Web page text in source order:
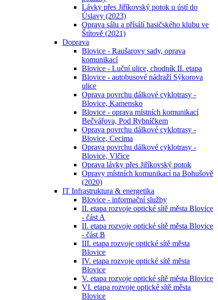
Lávky přes Jiříkovský potok u ústí do
Úslavy (2023)
Oprava sálu a přísálí hasičského klubu ve
Štítově (2021)
Doprava
Blovice - Raušarovy sady, oprava
komunikací
Blovice - Luční ulice, chodník II. etapa
Blovice - autobusové nádraží Sýkorova
ulice
Oprava povrchu dálkové cyklotrasy -
Blovice, Kamensko
Blovice - oprava místních komunikací
Bečvářova, Pod Rybníčkem
Oprava povrchu dálkové cyklotrasy -
Blovice, Cecima
Oprava povrchu dálkové cyklotrasy -
Blovice, Vlčice
Oprava lávky přes Jiříkovský potok
Opravy místních komunikací na Bohušově
(2020)
IT Infrastruktura & energetika
Blovice - informační služby
II. etapa rozvoje optické sítě města Blovice
- část A
II. etapa rozvoje optické sítě města Blovice
- část B
III. etapa rozvoje optické sítě města
Blovice
IV. etapa rozvoje optické sítě města
Blovice
V. etapa rozvoje optické sítě města Blovice
VI. etapa rozvoje optické sítě města
Blovice